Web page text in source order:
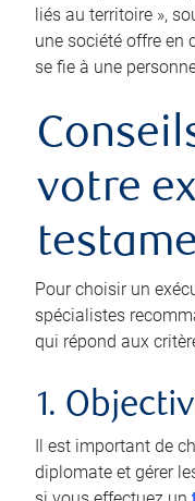
liés au territoire »,
une société offre en
se fie à une
votre
Pour choisir un
spécialistes
qui répond aux
1.
Il est important de
diplomate et gérer